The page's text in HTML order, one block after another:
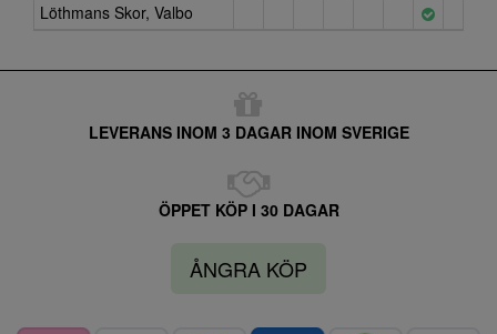
Löthmans Skor, Valbo
LEVERANS INOM 3 DAGAR INOM SVERIGE
ÖPPET KÖP I 30 DAGAR
ÅNGRA KÖP